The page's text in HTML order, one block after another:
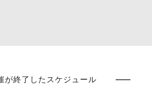
が終了したスケジュール